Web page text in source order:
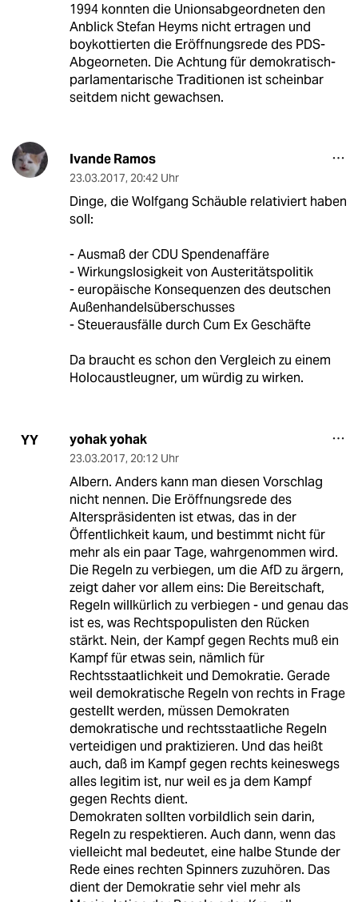
1994 konnten die Unionsabgeordneten den
Anblick Stefan Heyms nicht ertragen und
boykottierten die Eröffnungsrede des PDS-
Abgeorneten. Die Achtung für demokratisch-
parlamentarische Traditionen ist scheinbar
seitdem nicht gewachsen.
Ivande Ramos
23.03.2017, 20:42 Uhr
Dinge, die Wolfgang Schäuble relativiert haben
soll:
- Ausmaß der CDU Spendenaffäre
- Wirkungslosigkeit von Austeritätspolitik
- europäische Konsequenzen des deutschen
Außenhandelsüberschusses
- Steuerausfälle durch Cum Ex Geschäfte
Da braucht es schon den Vergleich zu einem
Holocaustleugner, um würdig zu wirken.
YY yohak yohak
23.03.2017, 20:12 Uhr
Albern. Anders kann man diesen Vorschlag
nicht nennen. Die Eröffnungsrede des
Alterspräsidenten ist etwas, das in der
Öffentlichkeit kaum, und bestimmt nicht für
mehr als ein paar Tage, wahrgenommen wird.
Die Regeln zu verbiegen, um die AfD zu ärgern,
zeigt daher vor allem eins: Die Bereitschaft,
Regeln willkürlich zu verbiegen - und genau das
ist es, was Rechtspopulisten den Rücken
stärkt. Nein, der Kampf gegen Rechts muß ein
Kampf für etwas sein, nämlich für
Rechtsstaatlichkeit und Demokratie. Gerade
weil demokratische Regeln von rechts in Frage
gestellt werden, müssen Demokraten
demokratische und rechtsstaatliche Regeln
verteidigen und praktizieren. Und das heißt
auch, daß im Kampf gegen rechts keineswegs
alles legitim ist, nur weil es ja dem Kampf
gegen Rechts dient.
Demokraten sollten vorbildlich sein darin,
Regeln zu respektieren. Auch dann, wenn das
vielleicht mal bedeutet, eine halbe Stunde der
Rede eines rechten Spinners zuzuhören. Das
dient der Demokratie sehr viel mehr als